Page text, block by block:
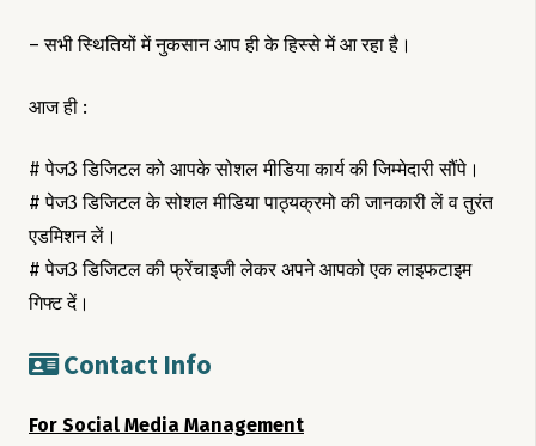
– सभी स्थितियों में नुकसान आप ही के हिस्से में आ रहा है।
आज ही :
# पेज3 डिजिटल को आपके सोशल मीडिया कार्य की जिम्मेदारी सौंपे।
# पेज3 डिजिटल के सोशल मीडिया पाठ्यक्रमो की जानकारी लें व तुरंत
एडमिशन लें।
# पेज3 डिजिटल की फ्रेंचाइजी लेकर अपने आपको एक लाइफटाइम
गिफ्ट दें।
Contact Info
For Social Media Management